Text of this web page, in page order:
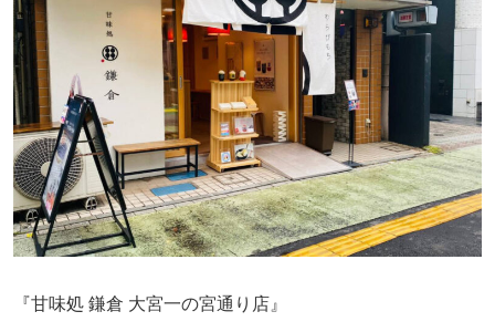
『甘味処 鎌倉 大宮一の宮通り店』